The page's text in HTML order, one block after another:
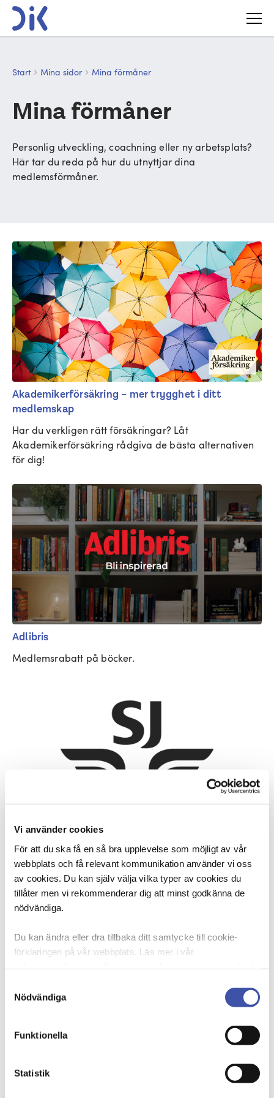
Vi använder cookies
För att du ska få en så bra upplevelse som möjligt av vår
webbplats och få relevant kommunikation använder vi oss
av cookies. Du kan själv välja vilka typer av cookies du
tillåter men vi rekommenderar dig att minst godkänna de
nödvändiga.
Du kan ändra eller dra tillbaka ditt samtycke till cookie-
förklaringen på vår webbplats. Läs mer i vår
samtyckes-ID och datum för när du kontaktade oss
samtycke direkt genom att klicka på knappnålen nere till
vänster på sidan.
Nödvändiga
Funktionella
Statistik
Start Mina sidor Mina förmåner
Mina förmåner
Personlig utveckling, coachning eller ny arbetsplats?
Här tar du reda på hur du utnyttjar dina
medlemsförmåner.
Akademikerförsäkring – mer trygghet i ditt
medlemskap
Har du verkligen rätt försäkringar? Låt
Akademikerförsäkring rådgiva de bästa alternativen
för dig!
Adlibris
Medlemsrabatt på böcker.
Medlemsrabatt på SJ
Medlemsrabatt på resor med SJ
Elite Hotels
Elite Hotels